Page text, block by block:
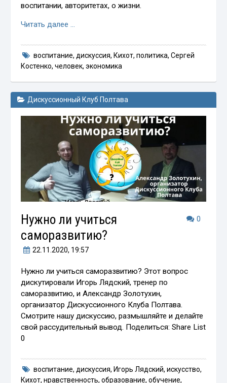
воспитании, авторитетах, о жизни.
Читать далее …
воспитание, дискуссия, Кихот, политика, Сергей
Костенко,человек,экономика
Дискуссионный Клуб Полтава
0
Нужно ли учиться
саморазвитию?
22.11.2020, 19:57
Нужно ли учиться саморазвитию? Этот вопрос
дискутировали Игорь Лядский, тренер по
саморазвитию, и Александр Золотухин,
организатор Дискуссионного Клуба Полтава.
Смотрите нашу дискуссию, размышляйте и делайте
свой рассудительный вывод. Поделиться: Share List
0
воспитание, дискуссия, Игорь Лядский, искусство,
Кихот,нравственность,образование,обучение,